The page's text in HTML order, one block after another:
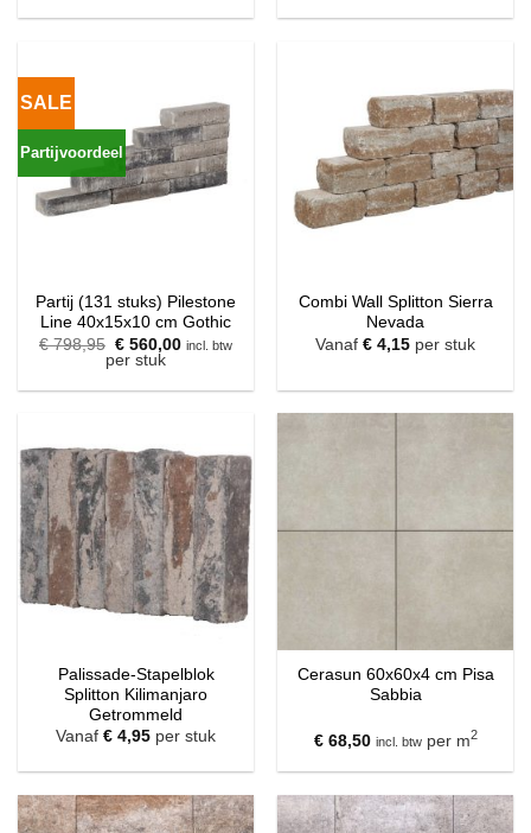
€ 627,00.€ 435,00.
SALE
Partijvoordeel
Partij (131 stuks) Pilestone
Line 40x15x10 cm Gothic
€798,95 Oorspronkelijke
prijs
€ 798,95.
€ 560,00Huidige
€ 560,00.
incl. btw
per stuk
Combi Wall Splitton Sierra
Nevada
Vanaf € 4,15 per stuk
Palissade-Stapelblok
Splitton Kilimanjaro
Getrommeld
Vanaf € 4,95 per stuk
Cerasun 60x60x4 cm Pisa
Sabbia
€68,50 incl. btwper m2